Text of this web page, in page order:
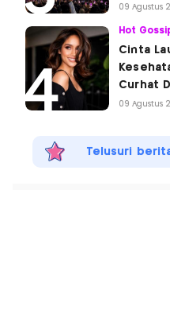
09 Agustus
Hot
Cinta
Curhat
09 Agustus
Telusuri